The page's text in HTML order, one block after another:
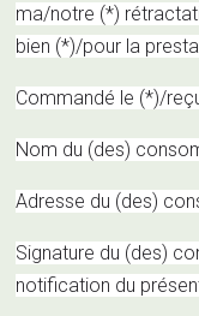
ma/notre (*)
bien (*)/pour la
Commandé le (*)/
Nom du (des)
Adresse du (des)
Signature du (des)
notification du